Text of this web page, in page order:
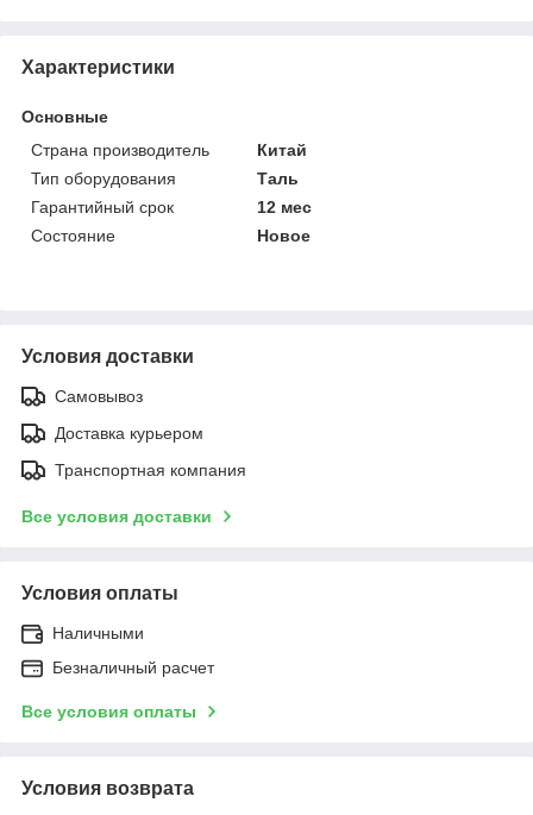
Характеристики
Основные
Страна производитель
Китай
Тип оборудования
Таль
Гарантийный срок
12 мес
Состояние
Новое
Условия доставки
Самовывоз
Доставка курьером
Транспортная компания
Все условия доставки
Условия оплаты
Наличными
Безналичный расчет
Все условия оплаты
Условия возврата